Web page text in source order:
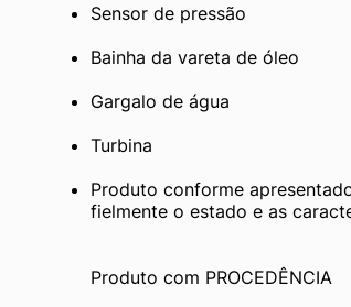
Sensor de pressão
Bainha da vareta de óleo
Gargalo de água
Turbina
Produto conforme
fielmente o estado e as
Produto com PROCEDÊNCIA